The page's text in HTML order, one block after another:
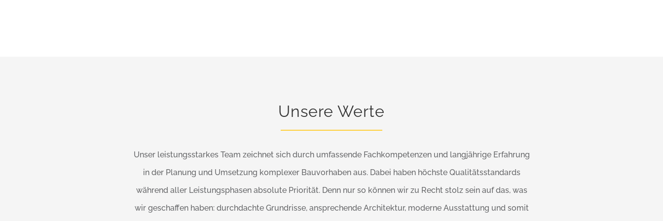
Unsere Werte
Unser leistungsstarkes Team zeichnet sich durch umfassende Fachkompetenzen und langjährige Erfahrung
in der Planung und Umsetzung komplexer Bauvorhaben aus. Dabei haben höchste Qualitätsstandards
während aller Leistungsphasen absolute Priorität. Denn nur so können wir zu Recht stolz sein auf das, was
wir geschaffen haben: durchdachte Grundrisse, ansprechende Architektur, moderne Ausstattung und somit